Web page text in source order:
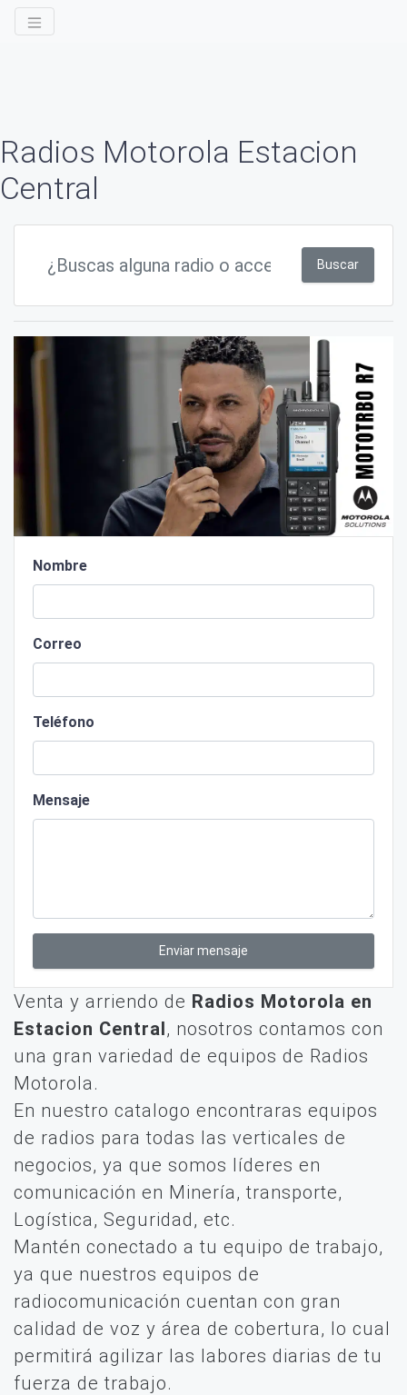
Radios Motorola Estacion
Central
Buscar
Nombre
Correo
Teléfono
Mensaje
Enviar mensaje
Venta y arriendo de Radios Motorola en
Estacion Central, nosotros contamos con
una gran variedad de equipos de Radios
Motorola.
En nuestro catalogo encontraras equipos
de radios para todas las verticales de
negocios, ya que somos líderes en
comunicación en Minería, transporte,
Logística, Seguridad, etc.
Mantén conectado a tu equipo de trabajo,
ya que nuestros equipos de
radiocomunicación cuentan con gran
calidad de voz y área de cobertura, lo cual
permitirá agilizar las labores diarias de tu
fuerza de trabajo.